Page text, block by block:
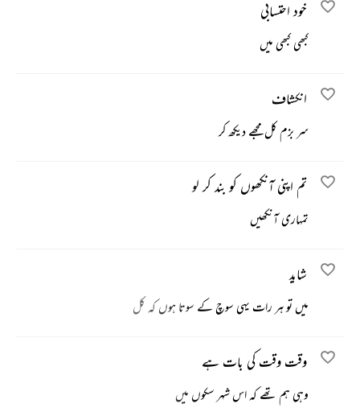
خود احتسابی
کبھی کبھی میں
انکشاف
سر بزم کل مجھے دیکھ کر
تم اپنی آنکھوں کو بند کر لو
تمہاری آنکھیں
شاید
میں تو ہر رات یہی سوچ کے سوتا ہوں کہ کل
وقت وقت کی بات ہے
وہی ہم تھے کہ اس شہر سکوں میں